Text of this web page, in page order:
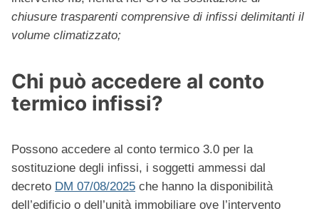
chiusure trasparenti comprensive di infissi delimitanti il
volume climatizzato;
Chi può accedere al conto
termico infissi?
Possono accedere al conto termico 3.0 per la
sostituzione degli infissi, i soggetti ammessi dal
decreto DM 07/08/2025 che hanno la disponibilità
dell’edificio o dell’unità immobiliare ove l’intervento